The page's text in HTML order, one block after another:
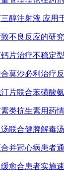
醇注射液 应用
不良反应的研
片治疗不稳定
莫沙必利治疗
片联合苯磺酸
类抗生素用药
联合健脾解毒
并冠心病患者
愈合患者实施